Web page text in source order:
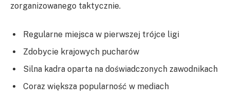
zorganizowanego taktycznie.
Regularne miejsca w pierwszej trójce ligi
Zdobycie krajowych pucharów
Silna kadra oparta na doświadczonych zawodnikach
Coraz większa popularność w mediach